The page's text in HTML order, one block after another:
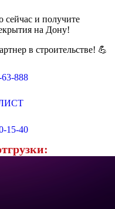
сейчас и получите
на Дону!
в строительстве! 💪
888
15-40